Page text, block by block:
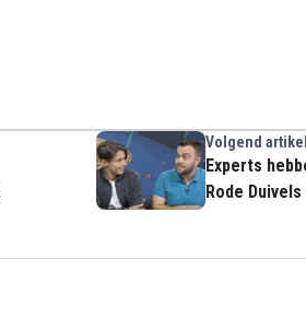
Volgend artikel
Experts
Rode